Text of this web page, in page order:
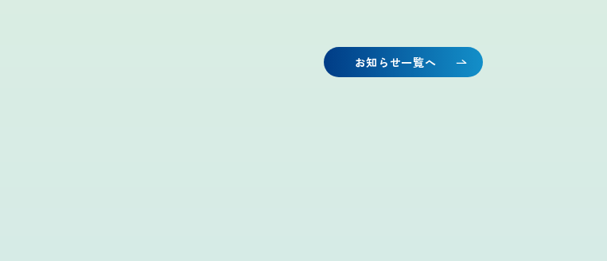
お知らせ一覧へ